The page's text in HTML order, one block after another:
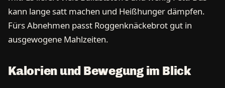
kann lange satt machen und Heißhunger dämpfen.
Fürs Abnehmen passt Roggenknäckebrot gut in
ausgewogene Mahlzeiten.
Kalorien und Bewegung im Blick